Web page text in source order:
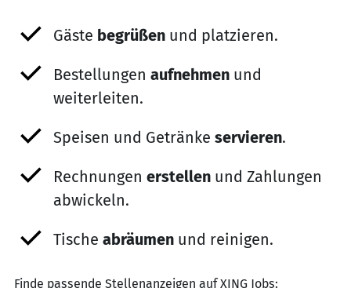
Gäste begrüßen und platzieren.
Bestellungen aufnehmen und
weiterleiten.
Speisen und Getränke servieren.
Rechnungen erstellen und Zahlungen
abwickeln.
Tische abräumen und reinigen.
Finde passende Stellenanzeigen auf XING Jobs: